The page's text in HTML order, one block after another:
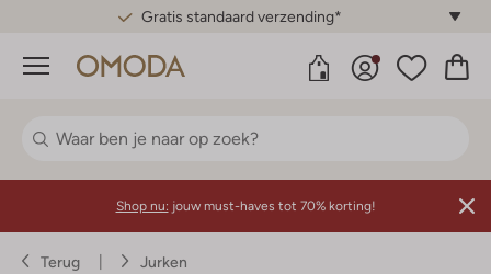
Gratis standaard verzending*
Menu
Shop nu: jouw must-haves tot 70% korting!
Terug Jurken